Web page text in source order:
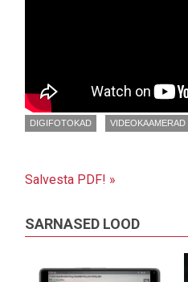
DIGIFOTOKAD VIDEOKAAMERAD
Salvesta PDF! »
SARNASED LOOD